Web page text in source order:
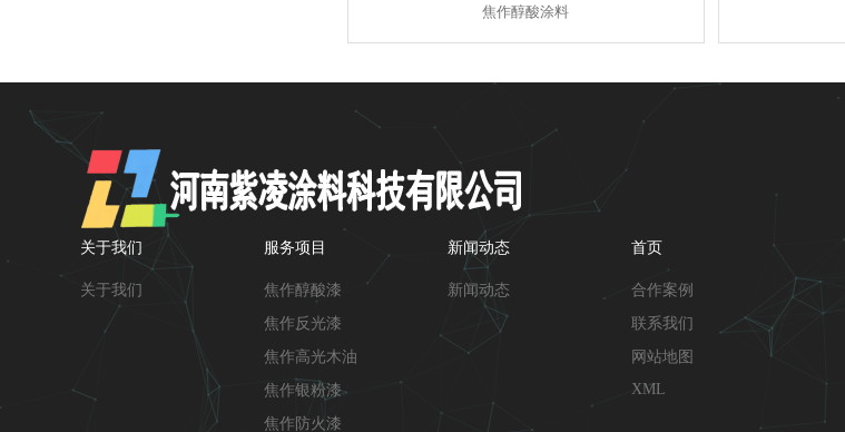
焦作醇酸涂料
关于我们
关于我们
服务项目
焦作醇酸漆
焦作反光漆
焦作高光木油
焦作银粉漆
焦作防火漆
新闻动态
新闻动态
首页
合作案例
联系我们
网站地图
XML